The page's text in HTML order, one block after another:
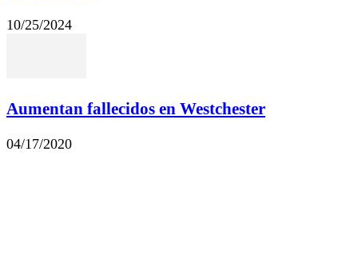
10/25/2024
Aumentan fallecidos en Westchester
04/17/2020